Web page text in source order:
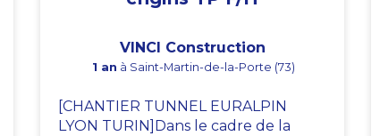
VINCI Construction
1 an à Saint-Martin-de-la-Porte (73)
[CHANTIER TUNNEL EURALPIN
LYON TURIN]Dans le cadre de la